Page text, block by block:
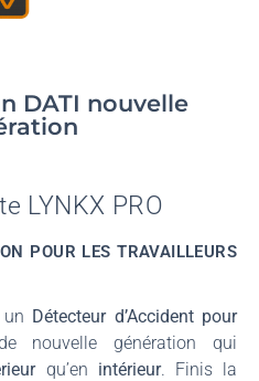
DATI nouvelle
LYNKX PRO
POUR LES TRAVAILLEURS
Détecteur d’Accident pour
nouvelle génération qui
qu’en intérieur. Finis la